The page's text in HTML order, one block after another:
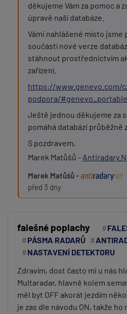
děkujeme Vám za pomoc a
úpravě naší databáze.
Vámi nahlášené místo jsme
součástí nové verze
stáhnout prostřednictvím
zařízení.
https://www.genevo.com/
podpora/#genevo_portable
Ještě jednou děkujeme za
pomáhá databázi průběžně
S pozdravem,
Marek Matůšů -
Marek Matůšů -
před 3 dny
falešné poplachy
PÁSMA RADARŮ
NASTAVENÍ DETEKTORU
Zdravím, dost často mi u nás
Multaradar, hlavně kolem
měl byt OFF akorát jezdím
je zas dle návodu ON, takže ho